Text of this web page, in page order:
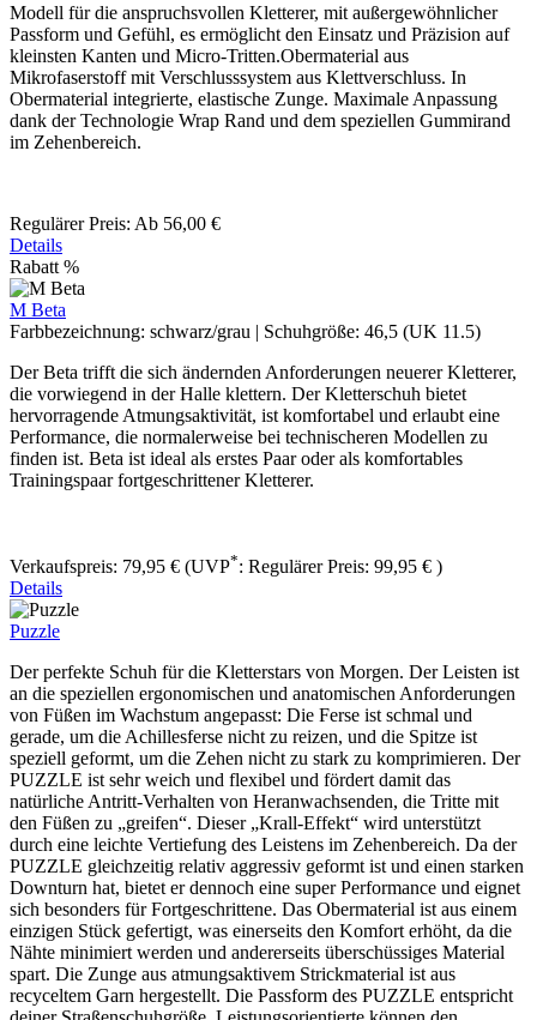
Modell für die anspruchsvollen Kletterer, mit außergewöhnlicher
Passform und Gefühl, es ermöglicht den Einsatz und Präzision auf
kleinsten Kanten und Micro-Tritten.Obermaterial aus
Mikrofaserstoff mit Verschlusssystem aus Klettverschluss. In
Obermaterial integrierte, elastische Zunge. Maximale Anpassung
dank der Technologie Wrap Rand und dem speziellen Gummirand
im Zehenbereich.
Regulärer Preis: Ab 56,00 €
Details
Rabatt %
M Beta
Farbbezeichnung: schwarz/grau | Schuhgröße: 46,5 (UK 11.5)
Der Beta ​trifft die sich ändernden Anforderungen neuerer Kletterer,
die vorwiegend in der Halle klettern. Der Kletterschuh bietet
hervorragende Atmungsaktivität, ist komfortabel und erlaubt eine
Performance, die normalerweise bei technischeren Modellen zu
finden ist. Beta ist ideal als erstes Paar oder als komfortables
Trainingspaar fortgeschrittener Kletterer.
Verkaufspreis: 79,95 € (UVP*: Regulärer Preis: 99,95 € )
Details
Puzzle
Der perfekte Schuh für die Kletterstars von Morgen. Der Leisten ist
an die speziellen ergonomischen und anatomischen Anforderungen
von Füßen im Wachstum angepasst: Die Ferse ist schmal und
gerade, um die Achillesferse nicht zu reizen, und die Spitze ist
speziell geformt, um die Zehen nicht zu stark zu komprimieren. Der
PUZZLE ist sehr weich und flexibel und fördert damit das
natürliche Antritt-Verhalten von Heranwachsenden, die Tritte mit
den Füßen zu „greifen“. Dieser „Krall-Effekt“ wird unterstützt
durch eine leichte Vertiefung des Leistens im Zehenbereich. Da der
PUZZLE gleichzeitig relativ aggressiv geformt ist und einen starken
Downturn hat, bietet er dennoch eine super Performance und eignet
sich besonders für Fortgeschrittene. Das Obermaterial ist aus einem
einzigen Stück gefertigt, was einerseits den Komfort erhöht, da die
Nähte minimiert werden und andererseits überschüssiges Material
spart. Die Zunge aus atmungsaktivem Strickmaterial ist aus
recyceltem Garn hergestellt. Die Passform des PUZZLE entspricht